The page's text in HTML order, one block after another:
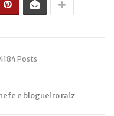
Posts
e blogueiro raiz